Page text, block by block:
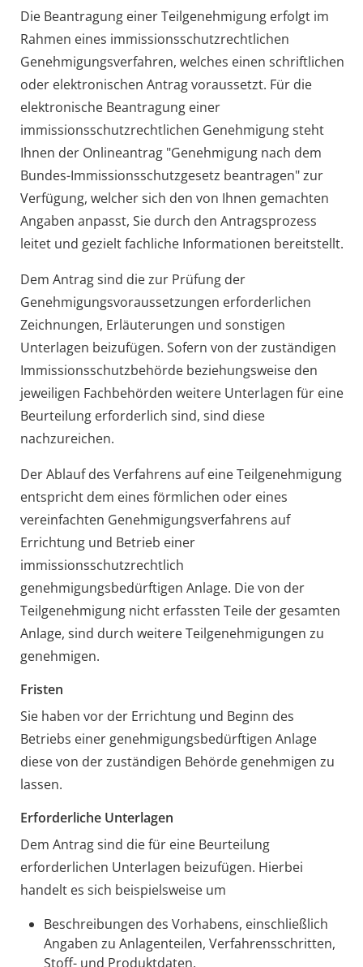
Die Beantragung einer Teilgenehmigung erfolgt im
Rahmen eines immissionsschutzrechtlichen
Genehmigungsverfahren, welches einen schriftlichen
oder elektronischen Antrag voraussetzt. Für die
elektronische Beantragung einer
immissionsschutzrechtlichen Genehmigung steht
Ihnen der Onlineantrag "Genehmigung nach dem
Bundes-Immissionsschutzgesetz beantragen" zur
Verfügung, welcher sich den von Ihnen gemachten
Angaben anpasst, Sie durch den Antragsprozess
leitet und gezielt fachliche Informationen bereitstellt.
Dem Antrag sind die zur Prüfung der
Genehmigungsvoraussetzungen erforderlichen
Zeichnungen, Erläuterungen und sonstigen
Unterlagen beizufügen. Sofern von der zuständigen
Immissionsschutzbehörde beziehungsweise den
jeweiligen Fachbehörden weitere Unterlagen für eine
Beurteilung erforderlich sind, sind diese
nachzureichen.
Der Ablauf des Verfahrens auf eine Teilgenehmigung
entspricht dem eines förmlichen oder eines
vereinfachten Genehmigungsverfahrens auf
Errichtung und Betrieb einer
immissionsschutzrechtlich
genehmigungsbedürftigen Anlage. Die von der
Teilgenehmigung nicht erfassten Teile der gesamten
Anlage, sind durch weitere Teilgenehmigungen zu
genehmigen.
Fristen
Sie haben vor der Errichtung und Beginn des
Betriebs einer genehmigungsbedürftigen Anlage
diese von der zuständigen Behörde genehmigen zu
lassen.
Erforderliche Unterlagen
Dem Antrag sind die für eine Beurteilung
erforderlichen Unterlagen beizufügen. Hierbei
handelt es sich beispielsweise um
Beschreibungen des Vorhabens, einschließlich
Angaben zu Anlagenteilen, Verfahrensschritten,
Stoff- und Produktdaten,